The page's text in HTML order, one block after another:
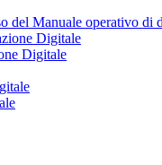
del Manuale operativo di
Digitale